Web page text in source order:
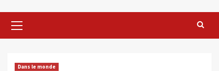
Menu
Dans le monde